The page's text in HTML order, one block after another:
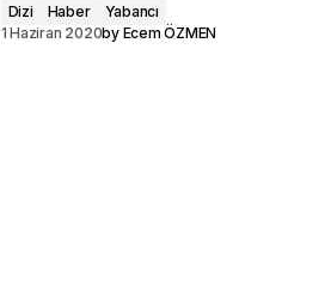
Dizi Haber
Yabancı
1 Haziran 2020by Ecem ÖZMEN